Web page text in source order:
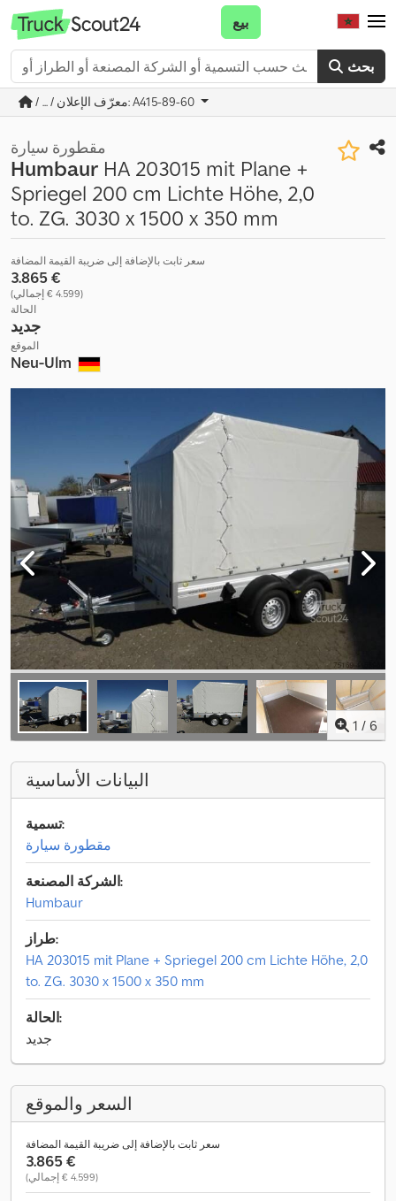
بحث
بيع
/ ... / معرّف الإعلان: A415-89-60
مقطورة سيارة
Humbaur HA 203015 mit Plane +
Spriegel 200 cm Lichte Höhe, 2,0
to. ZG. 3030 x 1500 x 350 mm
سعر ثابت بالإضافة إلى ضريبة القيمة المضافة
‏3.865 €
(‏4.599 € إجمالي)
الحالة
جديد
الموقع
Neu-Ulm
1 / 6
البيانات الأساسية
تسمية:
مقطورة سيارة
الشركة المصنعة:
Humbaur
طراز:
HA 203015 mit Plane + Spriegel 200 cm Lichte Höhe, 2,0
to. ZG. 3030 x 1500 x 350 mm
الحالة:
جديد
السعر والموقع
سعر ثابت بالإضافة إلى ضريبة القيمة المضافة
‏3.865 €
(‏4.599 € إجمالي)